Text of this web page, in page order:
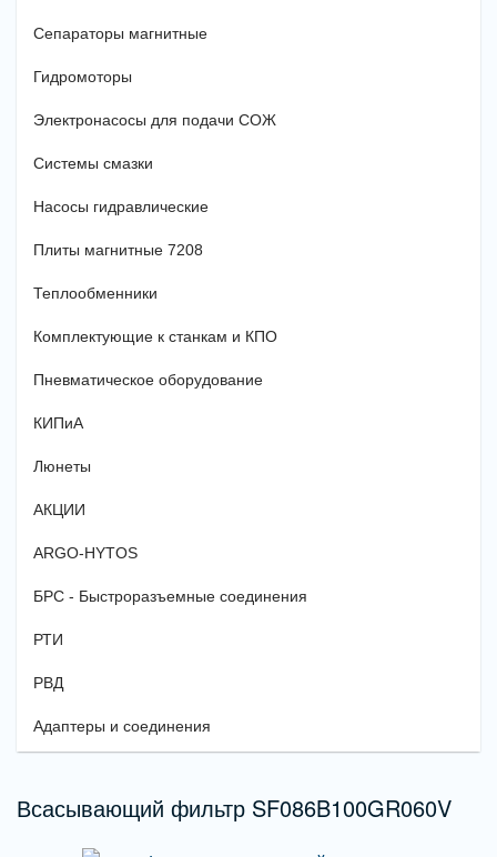
Сепараторы магнитные
Гидромоторы
Электронасосы для подачи СОЖ
Системы смазки
Насосы гидравлические
Плиты магнитные 7208
Теплообменники
Комплектующие к станкам и КПО
Пневматическое оборудование
КИПиА
Люнеты
АКЦИИ
ARGO-HYTOS
БРС - Быстроразъемные соединения
РТИ
РВД
Адаптеры и соединения
Всасывающий фильтр SF086B100GR060V